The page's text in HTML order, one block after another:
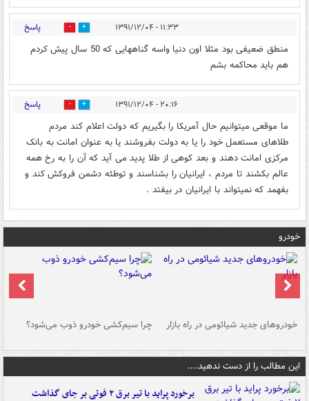
۱۱:۳۳ - ۱۳۹۱/۱۲/۰۴ 0 پاسخ
منطق ضعیفی بود مثلا اون دنیا واسه گناههایی که 50 سال پیش کردم
هم باید محاکمه بشم
۲۰:۱۶ - ۱۳۹۱/۱۲/۰۴ 0 پاسخ
ما موقعی میتوانیم حال آمریکا را بگیریم که دولت اعلام کند مردم
طلاهای مستعمل خود را یا به دولت بفروشند یا به عنوان امانت به بانک
مرکزی امانت دهند و بعد کوهی از طلا پدید می آید که آن را به رخ همه
عالم بکشند تا مردم ، ایرانیان را بشناسند و توطئه دشمن فروکش کند و
بفهمد که نمیتواند با ایرانیان در بیفتد .
خودرو
خودروهای جدید شیائومی در راه بازار چرا سیم‌کشی خودرو ذوب می‌شود؟
این مطالب را از دست ندهید....
برخورد پراید با تیر برق ۲ فوتی بر جای گذاشت